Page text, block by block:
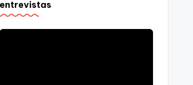
entrevistas